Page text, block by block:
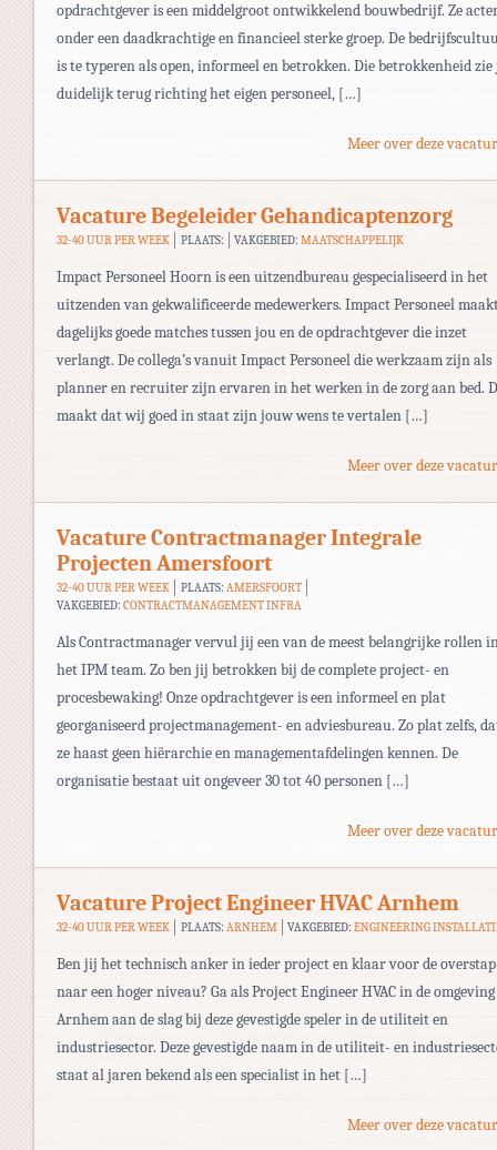
opdrachtgever is een middelgroot ontwikkelend bouwbedrijf. Ze
onder een daadkrachtige en financieel sterke groep. De
is te typeren als open, informeel en betrokken. Die betrokkenheid zie
duidelijk terug richting het eigen personeel, […]
Meer over deze
Vacature Begeleider Gehandicaptenzorg
32-40 UUR PER WEEK PLAATS: VAKGEBIED:MAATSCHAPPELIJK
Impact Personeel Hoorn is een uitzendbureau gespecialiseerd in het
uitzenden van gekwalificeerde medewerkers. Impact Personeel
dagelijks goede matches tussen jou en de opdrachtgever die inzet
verlangt. De collega’s vanuit Impact Personeel die werkzaam zijn als
planner en recruiter zijn ervaren in het werken in de zorg aan bed.
maakt dat wij goed in staat zijn jouw wens te vertalen […]
Meer over deze
Vacature Contractmanager Integrale
Projecten Amersfoort
32-40 UUR PER WEEK PLAATS: AMERSFOORT
VAKGEBIED: CONTRACTMANAGEMENT INFRA
Als Contractmanager vervul jij een van de meest belangrijke rollen
het IPM team. Zo ben jij betrokken bij de complete project- en
procesbewaking! Onze opdrachtgever is een informeel en plat
georganiseerd projectmanagement- en adviesbureau. Zo plat zelfs,
ze haast geen hiërarchie en managementafdelingen kennen. De
organisatie bestaat uit ongeveer 30 tot 40 personen […]
Meer over deze
Vacature Project Engineer HVAC Arnhem
32-40 UUR PER WEEK PLAATS: ARNHEM VAKGEBIED:ENGINEERING
Ben jij het technisch anker in ieder project en klaar voor de overstap
naar een hoger niveau? Ga als Project Engineer HVAC in de omgeving
Arnhem aan de slag bij deze gevestigde speler in de utiliteit en
industriesector. Deze gevestigde naam in de utiliteit- en
staat al jaren bekend als een specialist in het […]
Meer over deze